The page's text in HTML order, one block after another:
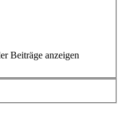
Beiträge anzeigen